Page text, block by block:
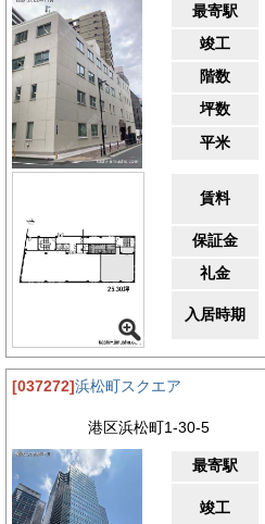
最寄駅
竣工
階数
坪数
平米
賃料
保証金
礼金
入居時期
[037272]浜松町スクエア
港区浜松町1-30-5
最寄駅
竣工